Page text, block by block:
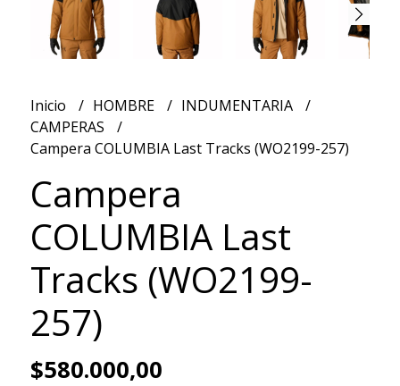
Inicio HOMBRE
INDUMENTARIA
CAMPERAS
Campera COLUMBIA Last Tracks (WO2199-257)
Campera
COLUMBIA Last
Tracks (WO2199-
257)
$580.000,00